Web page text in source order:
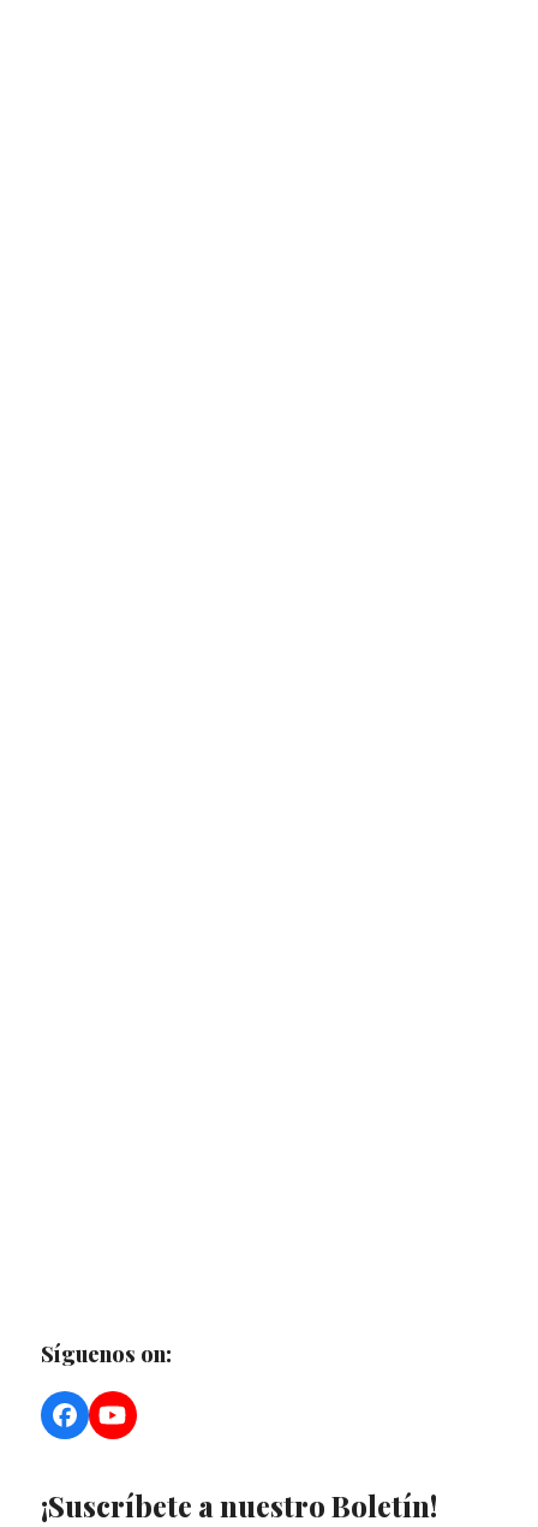
Síguenos on:
Facebook
YouTube
¡Suscríbete a nuestro Boletín!